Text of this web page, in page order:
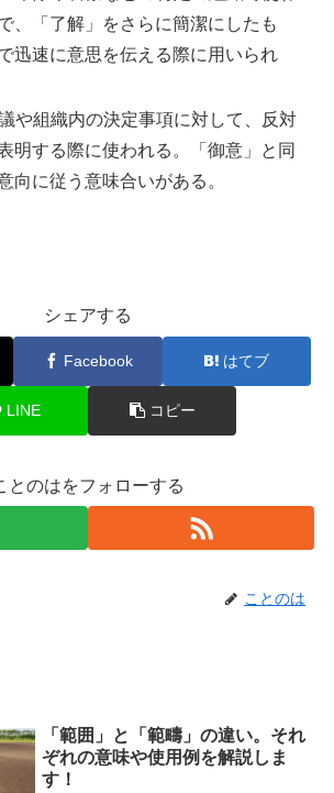
、「了解」をさらに簡潔にしたも
迅速に意思を伝える際に用いられ
や組織内の決定事項に対して、反対
明する際に使われる。「御意」と同
向に従う意味合いがある。
シェアする
Facebook はてブ
LINE コピー
とのはをフォローする
ことのは
「範囲」と「範疇」の違い。それ
ぞれの意味や使用例を解説しま
す！